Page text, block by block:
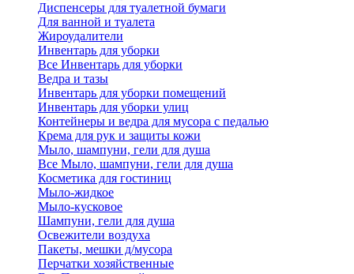
Диспенсеры для туалетной бумаги
Для ванной и туалета
Жироудалители
Инвентарь для уборки
Все Инвентарь для уборки
Ведра и тазы
Инвентарь для уборки помещений
Инвентарь для уборки улиц
Контейнеры и ведра для мусора с педалью
Крема для рук и защиты кожи
Мыло, шампуни, гели для душа
Все Мыло, шампуни, гели для душа
Косметика для гостиниц
Мыло-жидкое
Мыло-кусковое
Шампуни, гели для душа
Освежители воздуха
Пакеты, мешки д/мусора
Перчатки хозяйственные